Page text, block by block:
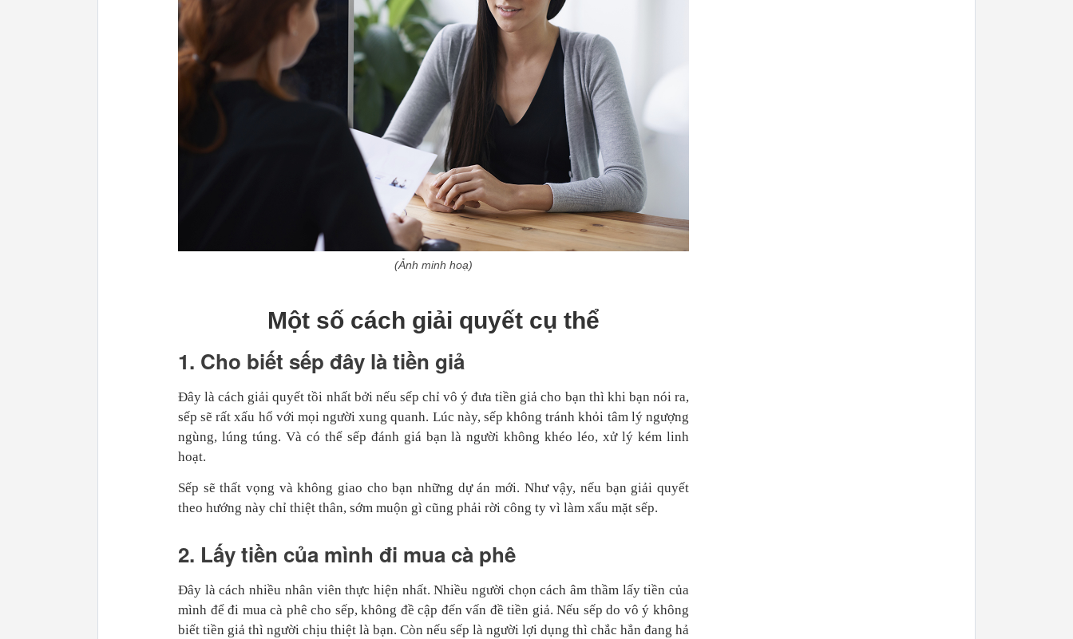
(Ảnh minh hoạ)
Một số cách giải quyết cụ thể
1. Cho biết sếp đây là tiền giả
Đây là cách giải quyết tồi nhất bởi nếu sếp chỉ vô ý đưa tiền giả cho bạn thì khi bạn nói ra,
sếp sẽ rất xấu hổ với mọi người xung quanh. Lúc này, sếp không tránh khỏi tâm lý ngượng
ngùng, lúng túng. Và có thể sếp đánh giá bạn là người không khéo léo, xử lý kém linh
hoạt.
Sếp sẽ thất vọng và không giao cho bạn những dự án mới. Như vậy, nếu bạn giải quyết
theo hướng này chỉ thiệt thân, sớm muộn gì cũng phải rời công ty vì làm xấu mặt sếp.
2. Lấy tiền của mình đi mua cà phê
Đây là cách nhiều nhân viên thực hiện nhất. Nhiều người chọn cách âm thầm lấy tiền của
mình để đi mua cà phê cho sếp, không đề cập đến vấn đề tiền giả. Nếu sếp do vô ý không
biết tiền giả thì người chịu thiệt là bạn. Còn nếu sếp là người lợi dụng thì chắc hẳn đang hả